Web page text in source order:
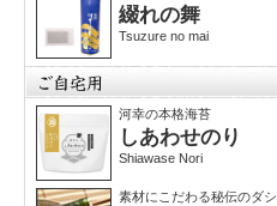
綴れの舞
Tsuzure no mai
河幸の本格海苔
しあわせのり
Shiawase Nori
素材にこだわる秘伝のダシ